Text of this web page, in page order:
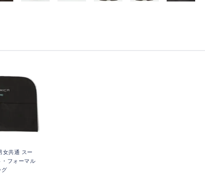
女共通 スー
・フォーマル
グ